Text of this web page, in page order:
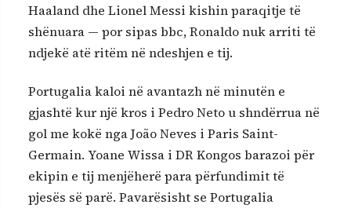
Haaland dhe Lionel Messi kishin paraqitje të
shënuara — por sipas bbc, Ronaldo nuk arriti të
ndjekë atë ritëm në ndeshjen e tij.
Portugalia kaloi në avantazh në minutën e
gjashtë kur një kros i Pedro Neto u shndërrua në
gol me kokë nga João Neves i Paris Saint-
Germain. Yoane Wissa i DR Kongos barazoi për
ekipin e tij menjëherë para përfundimit të
pjesës së parë. Pavarësisht se Portugalia